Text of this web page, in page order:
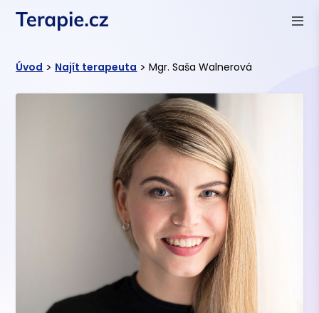
Úvod > Najít terapeuta > Mgr. Saša Walnerová